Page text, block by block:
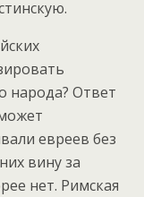
народа? Ответ
евреев без
вину за
нет. Римская